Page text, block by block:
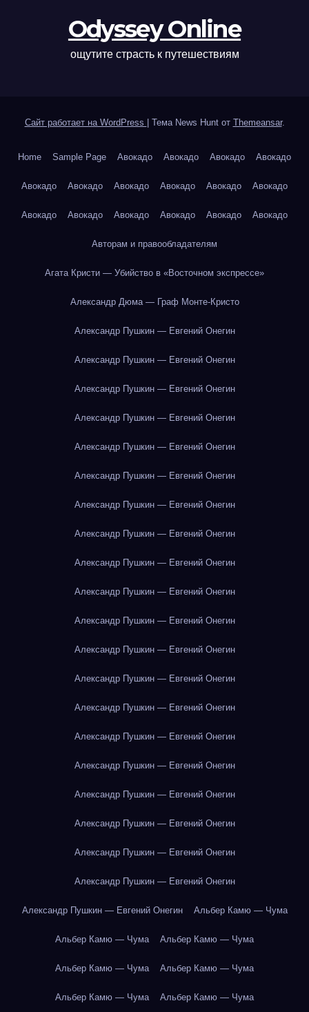
Odyssey Online
ощутите страсть к путешествиям
Сайт работает на WordPress Тема News Hunt от Themeansar.
Home Sample Page Авокадо Авокадо Авокадо Авокадо
Авокадо Авокадо Авокадо Авокадо Авокадо Авокадо
Авокадо Авокадо Авокадо Авокадо Авокадо Авокадо
Авторам и правообладателям
Агата Кристи — Убийство в «Восточном экспрессе»
Александр Дюма — Граф Монте-Кристо
Александр Пушкин — Евгений Онегин
Александр Пушкин — Евгений Онегин
Александр Пушкин — Евгений Онегин
Александр Пушкин — Евгений Онегин
Александр Пушкин — Евгений Онегин
Александр Пушкин — Евгений Онегин
Александр Пушкин — Евгений Онегин
Александр Пушкин — Евгений Онегин
Александр Пушкин — Евгений Онегин
Александр Пушкин — Евгений Онегин
Александр Пушкин — Евгений Онегин
Александр Пушкин — Евгений Онегин
Александр Пушкин — Евгений Онегин
Александр Пушкин — Евгений Онегин
Александр Пушкин — Евгений Онегин
Александр Пушкин — Евгений Онегин
Александр Пушкин — Евгений Онегин
Александр Пушкин — Евгений Онегин
Александр Пушкин — Евгений Онегин
Александр Пушкин — Евгений Онегин
Александр Пушкин — Евгений Онегин Альбер Камю — Чума
Альбер Камю — Чума Альбер Камю — Чума
Альбер Камю — Чума Альбер Камю — Чума
Альбер Камю — Чума Альбер Камю — Чума